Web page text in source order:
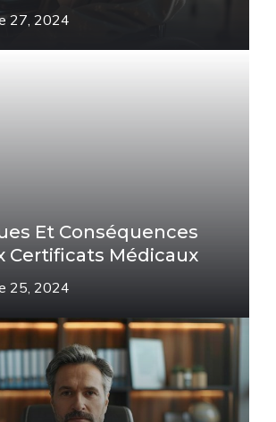
27, 2024
Et Conséquences
Certificats Médicaux
25, 2024